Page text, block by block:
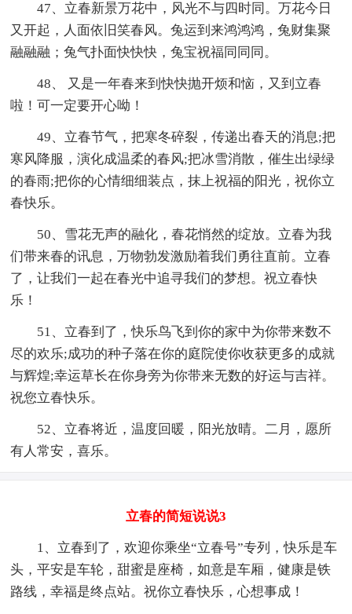
47、立春新景万花中，风光不与四时同。万花今日
又开起，人面依旧笑春风。兔运到来鸿鸿鸿，兔财集聚
融融融；兔气扑面快快快，兔宝祝福同同同。
48、 又是一年春来到快快抛开烦和恼，又到立春
啦！可一定要开心呦！
49、立春节气，把寒冬碎裂，传递出春天的消息;把
寒风降服，演化成温柔的春风;把冰雪消散，催生出绿绿
的春雨;把你的心情细细装点，抹上祝福的阳光，祝你立
春快乐。
50、雪花无声的融化，春花悄然的绽放。立春为我
们带来春的讯息，万物勃发激励着我们勇往直前。立春
了，让我们一起在春光中追寻我们的梦想。祝立春快
乐！
51、立春到了，快乐鸟飞到你的家中为你带来数不
尽的欢乐;成功的种子落在你的庭院使你收获更多的成就
与辉煌;幸运草长在你身旁为你带来无数的好运与吉祥。
祝您立春快乐。
52、立春将近，温度回暖，阳光放晴。二月，愿所
有人常安，喜乐。
立春的简短说说3
1、立春到了，欢迎你乘坐“立春号”专列，快乐是车
头，平安是车轮，甜蜜是座椅，如意是车厢，健康是铁
路线，幸福是终点站。祝你立春快乐，心想事成！